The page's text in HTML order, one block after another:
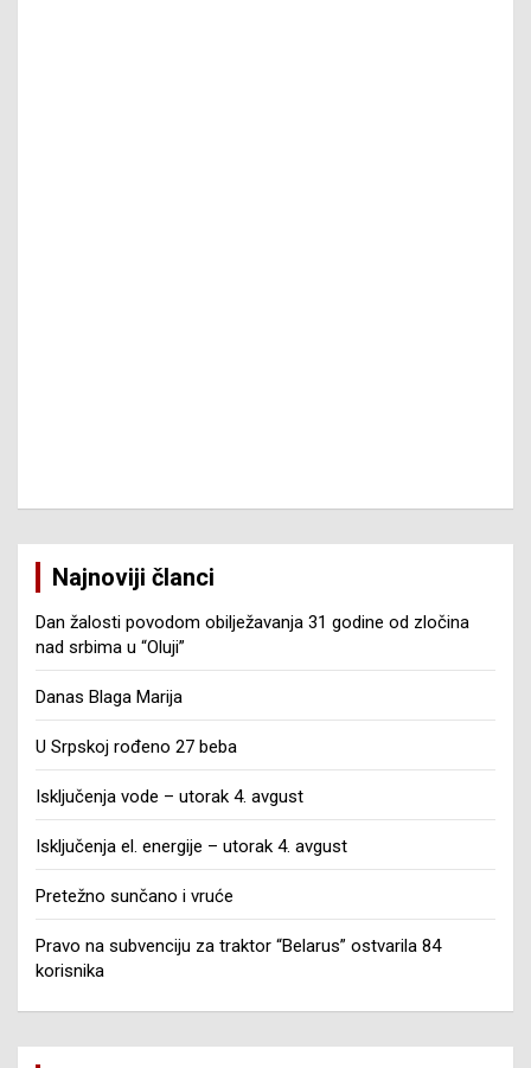
Najnoviji članci
Dan žalosti povodom obilježavanja 31 godine od zločina
nad srbima u “Oluji”
Danas Blaga Marija
U Srpskoj rođeno 27 beba
Isključenja vode – utorak 4. avgust
Isključenja el. energije – utorak 4. avgust
Pretežno sunčano i vruće
Pravo na subvenciju za traktor “Belarus” ostvarila 84
korisnika